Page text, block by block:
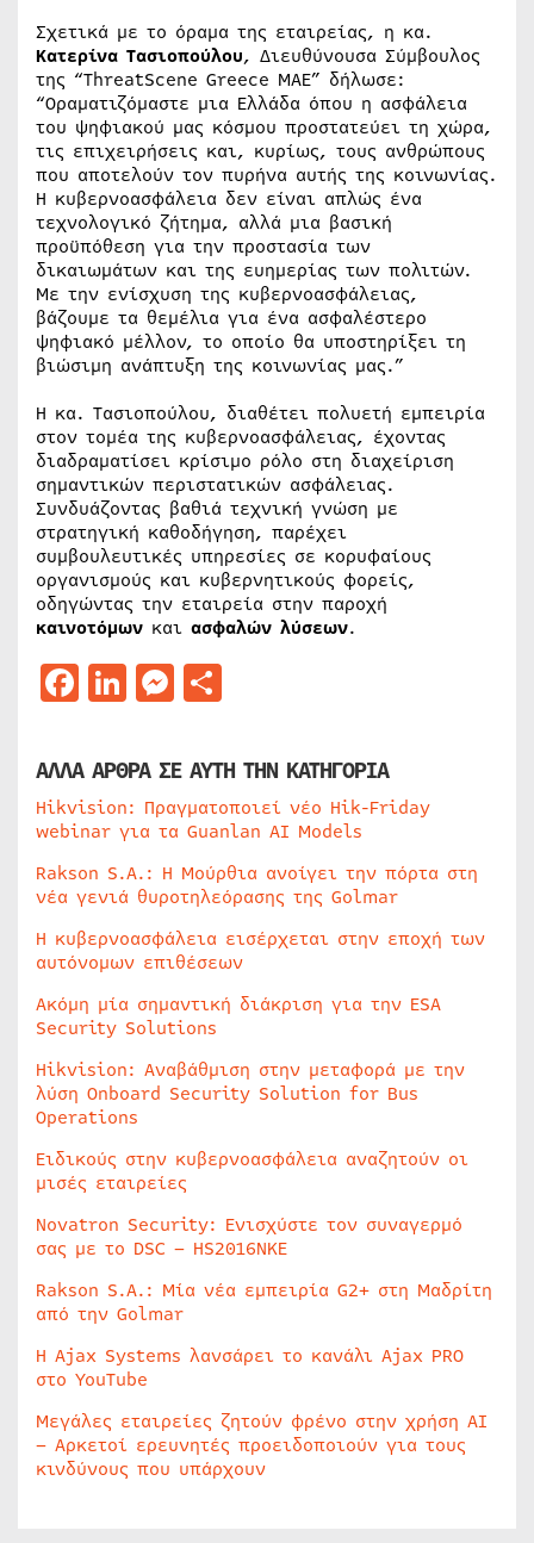
Σχετικά με το όραμα της εταιρείας, η κα.
Κατερίνα Τασιοπούλου, Διευθύνουσα Σύμβουλος
της “ThreatScene Greece MAE” δήλωσε:
“Οραματιζόμαστε μια Ελλάδα όπου η ασφάλεια
του ψηφιακού μας κόσμου προστατεύει τη χώρα,
τις επιχειρήσεις και, κυρίως, τους ανθρώπους
που αποτελούν τον πυρήνα αυτής της κοινωνίας.
Η κυβερνοασφάλεια δεν είναι απλώς ένα
τεχνολογικό ζήτημα, αλλά μια βασική
προϋπόθεση για την προστασία των
δικαιωμάτων και της ευημερίας των πολιτών.
Με την ενίσχυση της κυβερνοασφάλειας,
βάζουμε τα θεμέλια για ένα ασφαλέστερο
ψηφιακό μέλλον, το οποίο θα υποστηρίξει τη
βιώσιμη ανάπτυξη της κοινωνίας μας.”
Η κα. Τασιοπούλου, διαθέτει πολυετή εμπειρία
στον τομέα της κυβερνοασφάλειας, έχοντας
διαδραματίσει κρίσιμο ρόλο στη διαχείριση
σημαντικών περιστατικών ασφάλειας.
Συνδυάζοντας βαθιά τεχνική γνώση με
στρατηγική καθοδήγηση, παρέχει
συμβουλευτικές υπηρεσίες σε κορυφαίους
οργανισμούς και κυβερνητικούς φορείς,
οδηγώντας την εταιρεία στην παροχή
καινοτόμων και ασφαλών λύσεων.
Facebook
LinkedIn
Messenger
ΑΛΛΑ ΑΡΘΡΑ ΣΕ ΑΥΤΗ ΤΗΝ ΚΑΤΗΓΟΡΙΑ
Hikvision: Πραγματοποιεί νέο Hik-Friday
webinar για τα Guanlan AI Models
Rakson S.A.: Η Μούρθια ανοίγει την πόρτα στη
νέα γενιά θυροτηλεόρασης της Golmar
Η κυβερνοασφάλεια εισέρχεται στην εποχή των
αυτόνομων επιθέσεων
Ακόμη μία σημαντική διάκριση για την ESA
Security Solutions
Hikvision: Αναβάθμιση στην μεταφορά με την
λύση Onboard Security Solution for Bus
Operations
Ειδικούς στην κυβερνοασφάλεια αναζητούν οι
μισές εταιρείες
Novatron Security: Ενισχύστε τον συναγερμό
σας με το DSC – HS2016NKE
Rakson S.A.: Μία νέα εμπειρία G2+ στη Μαδρίτη
από την Golmar
Η Ajax Systems λανσάρει το κανάλι Ajax PRO
στο YouTube
Μεγάλες εταιρείες ζητούν φρένο στην χρήση AI
– Αρκετοί ερευνητές προειδοποιούν για τους
κινδύνους που υπάρχουν